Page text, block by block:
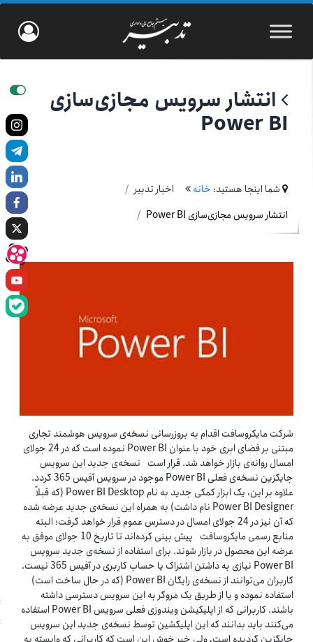
انتشار سرویس مجازی‏‌‌سازی
Power BI
شما اینجا هستید: خانه
اخبار تدبیر
انتشار سرویس مجازی‏‌‌سازی Power BI
شرکت مایکروسافت اقدام به بروزرسانی نسخه‌‌‌‏ی سرویس هوشمند تجاری
مبتنی بر فضای ابری خود با عنوان Power BI نموده است که در 24 جولای
امسال روانه‏‌‌‌ی بازار خواهد شد. قرار است نسخه‌‌‌‏ی جدید این سرویس
جایگزین نسخه‌‌‌‏ی فعلی Power BI موجود در سرویس آفیس 365 گردد.
علاوه بر این، یک ابزار کمکی جدید به نام Power BI Desktop (که قبلاً
Power BI Designer نام داشت) به همراه این نسخه‏‌‌‌ی جدید عرضه شده
که آن نیز در 24 جولای امسال در دسترس عموم قرار خواهد گرفت؛ البته
منابع رسمی مایکروسافت پیش بینی کرده‌‌‌اند تا تاریخ 10 جولای موفق به
عرضه این محصول در بازار شوند. برای استفاده از نسخه‌‌‌‏ی جدید سرویس
Power BI نیازی به داشتن اشتراک یا حساب کاربری در آفیس 365 نیست.
کاربران می‏‌‌‌توانند از نسخه‌‌‌‏ی رایگان Power BI (که در حال ساخت است)
استفاده نموده و یا از طریق یک مروگر به این سرویس دسترسی داشته
باشند. کاربرانی که از اپلیکیشن ویندوزی فعلی سرویس Power BI استفاده
می‏‌‌‌کنند باید بدانند که این اپلیکشین توسط نسخه‏‌‌‌ی جدید این سرویس